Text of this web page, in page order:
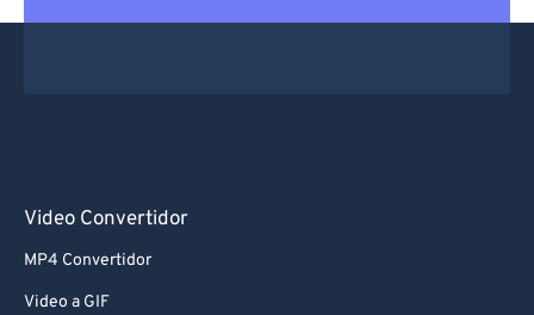
Video Convertidor
MP4 Convertidor
Video a GIF